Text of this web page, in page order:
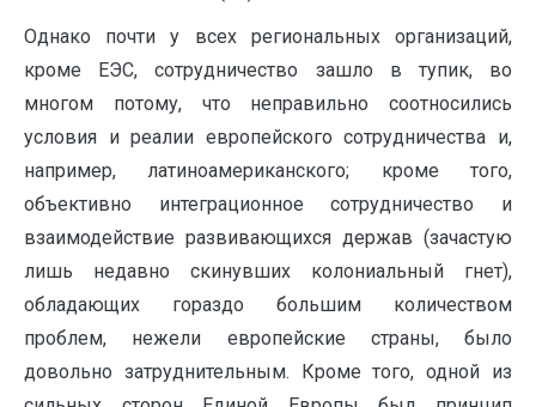
Однако почти у всех региональных организаций,
кроме ЕЭС, сотрудничество зашло в тупик, во
многом потому, что неправильно соотносились
условия и реалии европейского сотрудничества и,
например, латиноамериканского; кроме того,
объективно интеграционное сотрудничество и
взаимодействие развивающихся держав (зачастую
лишь недавно скинувших колониальный гнет),
обладающих гораздо большим количеством
проблем, нежели европейские страны, было
довольно затруднительным. Кроме того, одной из